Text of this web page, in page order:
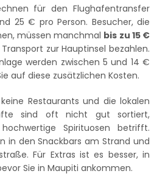
für den Flughafentransfer
25 € pro Person. Besucher, die
müssen manchmal bis zu 15 €
zur Hauptinsel bezahlen.
werden zwischen 5 und 14 €
auf diese zusätzlichen Kosten.
Restaurants und die lokalen
sind oft nicht gut sortiert,
Spirituosen betrifft.
in den Snackbars am Strand und
Für Extras ist es besser, in
Sie in Maupiti ankommen.